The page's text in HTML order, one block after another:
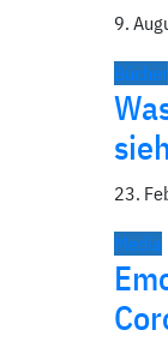
9.
Bücher
23.
Media